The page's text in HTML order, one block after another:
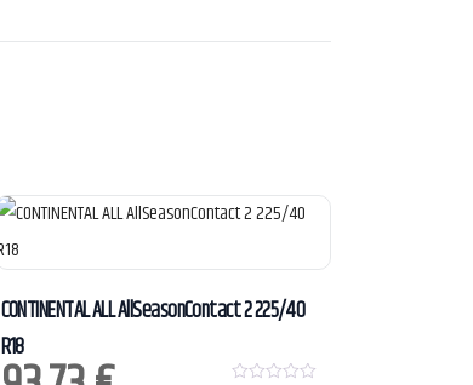
CONTINENTAL ALL AllSeasonContact 2 225/40
R18